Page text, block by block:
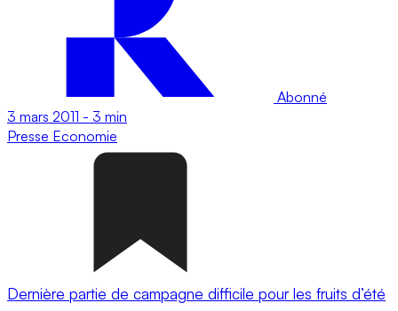
Abonné
3 mars 2011 - 3 min
Presse Economie
Dernière partie de campagne difficile pour les fruits d’été